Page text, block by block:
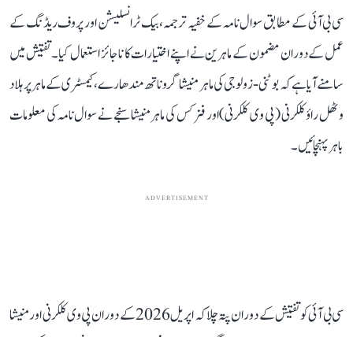
سی بی آئی کے مطابق سوال نامہ کے خفیہ ترجمہ، بیک ٹرانسلیشن اور پروف ریڈنگ کے
عمل کے دوران مضمون کے ماہرین نے اپنے اختیارات کا ناجائز استعمال کیا۔ تفتیش میں
سامنے آیا ہے کہ بوٹنی-زولوجی کی ماہر منیشا گروناتھ مندھارے، کیمسٹری کے ماہر پرہلاد
وٹھل راؤ کلکرنی (پی وی کلکرنی) اور فزکس کی ماہر منیشا سنجے نے سوال نامہ کی معلومات
باہر پہنچائیں۔
ADVERTISEMENT
سی بی آئی کو تفتیش کے دوران پتہ چلا کہ اپریل 2026 کے دوران پی وی کلکرنی اور منیشا